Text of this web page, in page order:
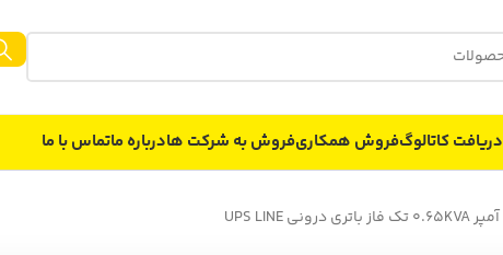
دریافت کاتالوگفروش همکاریفروش به شركت هادرباره ماتماس با ما
یوپی اس EAST ایست EA265 لاین اینتراکتیو دارای توان650 ولت آمپر 0.65KVA تک فاز باتری درونی UPS LINE